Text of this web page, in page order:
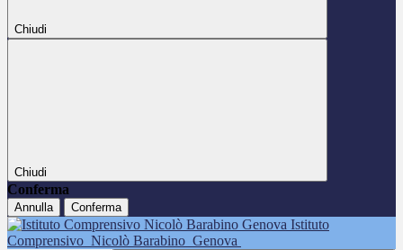
Chiudi
Chiudi
Conferma
Annulla Conferma
Istituto
Comprensivo Nicolò Barabino Genova